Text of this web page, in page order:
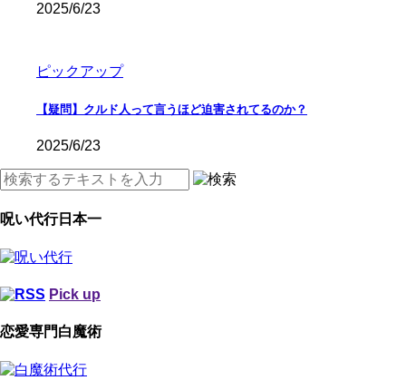
2025/6/23
ピックアップ
【疑問】クルド人って言うほど迫害されてるのか？
2025/6/23
呪い代行日本一
Pick up
恋愛専門白魔術